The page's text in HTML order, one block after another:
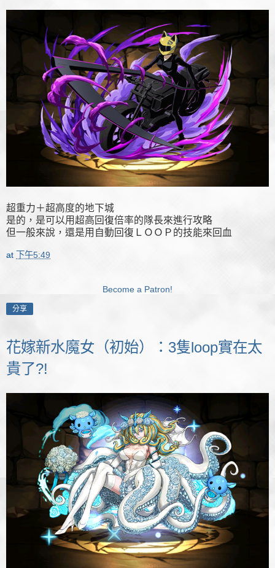
超重力＋超高度的地下城
是的，是可以用超高回復倍率的隊長來進行攻略
但一般來說，還是用自動回復ＬＯＯＰ的技能來回血
at 下午5:49
Become a Patron!
分享
花嫁新水魔女（初始）：3隻loop實在太
貴了?!